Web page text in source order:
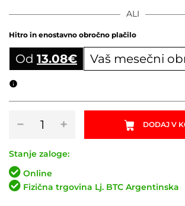
ALI
Hitro in enostavno obročno plačilo
Od 13.08€ Vaš mesečni
−
TRIPOINT
Victoria
Small
TNT
Brown
+ DODAJ V
Stanje zaloge:
Online
Fizična trgovina Lj. BTC Argentinska